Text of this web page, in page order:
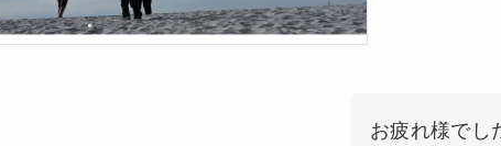
お疲れ様でし